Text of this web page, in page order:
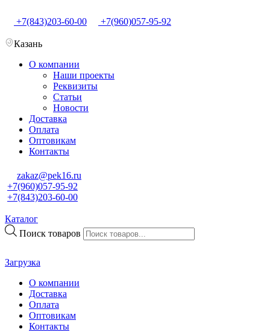
+7(843)203-60-00 +7(960)057-95-92
Казань
О компании
Наши проекты
Реквизиты
Статьи
Новости
Доставка
Оплата
Оптовикам
Контакты
zakaz@pek16.ru
+7(960)057-95-92
+7(843)203-60-00
Каталог
Поиск товаров
Загрузка
О компании
Доставка
Оплата
Оптовикам
Контакты